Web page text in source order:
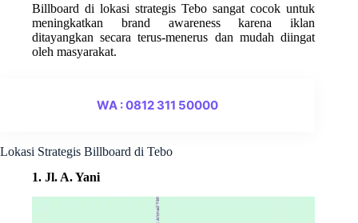
Billboard di lokasi strategis Tebo sangat cocok untuk
meningkatkan brand awareness karena iklan
ditayangkan secara terus-menerus dan mudah diingat
oleh masyarakat.
WA : 0812 311 50000
Lokasi Strategis Billboard di Tebo
1. Jl. A. Yani